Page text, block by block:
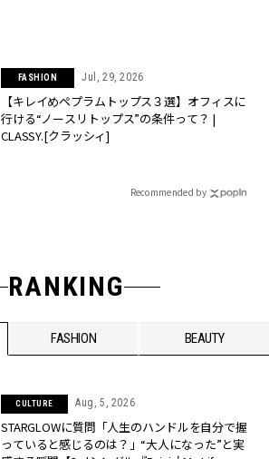
FASHION Jul, 29, 2026
【キレイめペプラムトップス３選】オフィスに
行ける“ノースリトップス”の条件って？ |
CLASSY.[クラッシィ]
Recommended by
RANKING
FASHION BEAUTY
CULTURE Aug, 5, 2026
STARGLOWに質問「人生のハンドルを自分で握
っていると感じるのは？」“大️人になった”と実